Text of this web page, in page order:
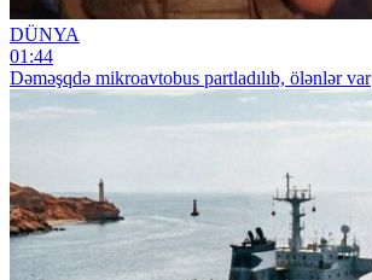
DÜNYA
01:44
Dəməşqdə mikroavtobus partladılıb, ölənlər var